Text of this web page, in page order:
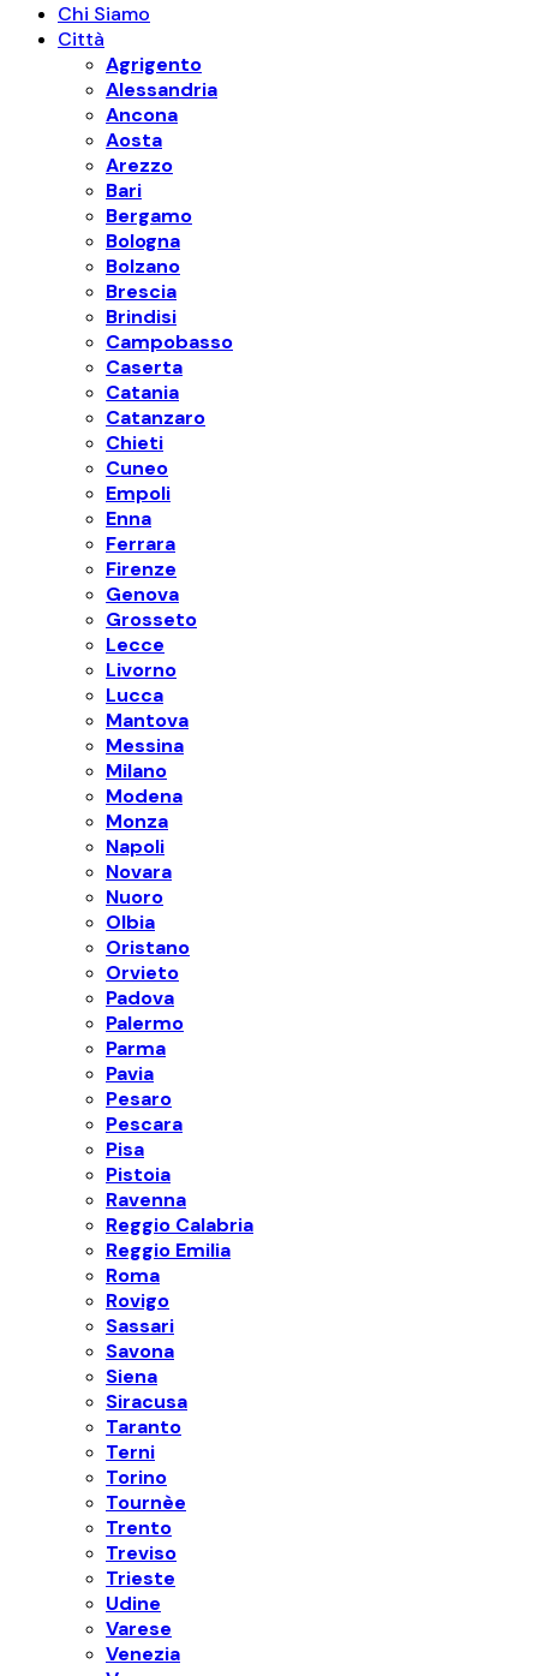
Chi Siamo
Città
Agrigento
Alessandria
Ancona
Aosta
Arezzo
Bari
Bergamo
Bologna
Bolzano
Brescia
Brindisi
Campobasso
Caserta
Catania
Catanzaro
Chieti
Cuneo
Empoli
Enna
Ferrara
Firenze
Genova
Grosseto
Lecce
Livorno
Lucca
Mantova
Messina
Milano
Modena
Monza
Napoli
Novara
Nuoro
Olbia
Oristano
Orvieto
Padova
Palermo
Parma
Pavia
Pesaro
Pescara
Pisa
Pistoia
Ravenna
Reggio Calabria
Reggio Emilia
Roma
Rovigo
Sassari
Savona
Siena
Siracusa
Taranto
Terni
Torino
Tournèe
Trento
Treviso
Trieste
Udine
Varese
Venezia